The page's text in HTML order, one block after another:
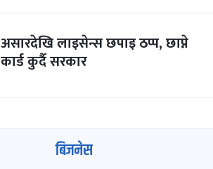
असारदेखि लाइसेन्स छपाइ ठप्प, छाप्ने
कार्ड कुर्दै सरकार
बिजनेस